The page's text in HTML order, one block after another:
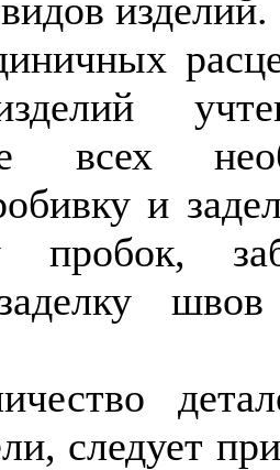
изделий.
всех
и
пробок,
следует